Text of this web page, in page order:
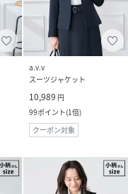
a.v.v
スーツジャケット
10,989 円
99ポイント(1倍)
クーポン対象